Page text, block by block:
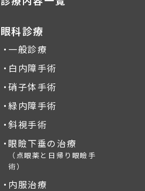
眼科診療
一般診療
白内障手術
硝子体手術
緑内障手術
斜視手術
眼瞼下垂の治療
（点眼薬と日帰り眼瞼手
術）
内服治療